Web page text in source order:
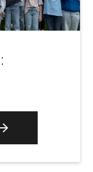
: